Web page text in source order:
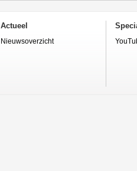
Actueel
Nieuwsoverzicht